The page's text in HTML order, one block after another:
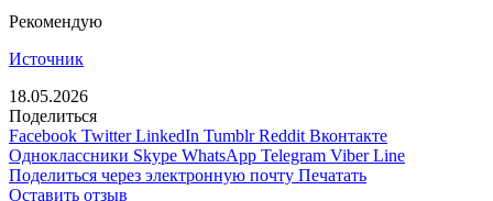
Рекомендую
Источник
18.05.2026
Поделиться
Facebook Twitter LinkedIn Tumblr Reddit Вконтакте
Одноклассники Skype WhatsApp Telegram Viber Line
Поделиться через электронную почту Печатать
Оставить отзыв